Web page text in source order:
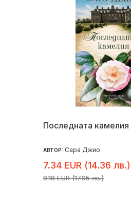
Последната камелия
АВТОР: Сара Джио
7.34 EUR (14.36 лв.)
9.18 EUR (17.95 лв.)